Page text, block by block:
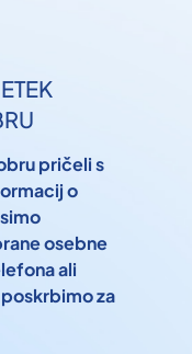
pričeli s
o
osebne
ali
za